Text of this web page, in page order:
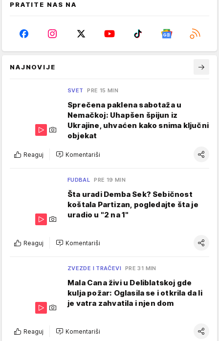
PRATITE NAS NA
NAJNOVIJE
SVET PRE 15 MIN
Sprečena paklena sabotaža u
Nemačkoj: Uhapšen špijun iz
Ukrajine, uhvaćen kako snima ključni
objekat
Reaguj Komentariši
FUDBAL PRE 19 MIN
Šta uradi Demba Sek? Sebičnost
koštala Partizan, pogledajte šta je
uradio u "2 na 1"
Reaguj Komentariši
ZVEZDE I TRAČEVI PRE 31 MIN
Mala Cana živi u Deliblatskoj gde
kulja požar: Oglasila se i otkrila da li
je vatra zahvatila i njen dom
Reaguj Komentariši